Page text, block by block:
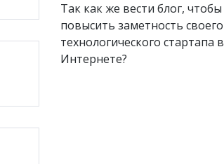
Так как же вести блог, чтобы
повысить заметность своего
технологического стартапа в
Интернете?